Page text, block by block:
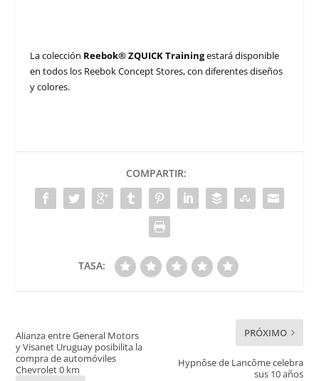
La colección Reebok®ZQUICK Trainingestará disponible
en todos los Reebok Concept Stores, con diferentes diseños
y colores.
COMPARTIR:
TASA:
Alianza entre General Motors
y Visanet Uruguay posibilita la
compra de automóviles
Chevrolet 0 km
PRÓXIMO
Hypnôse de Lancôme celebra
sus 10 años